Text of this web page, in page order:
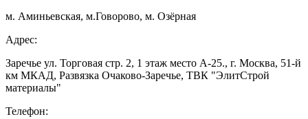
м. Аминьевская, м.Говорово, м. Озёрная
Адрес:
Заречье ул. Торговая стр. 2, 1 этаж место A-25., г. Москва, 51-й
км МКАД, Развязка Очаково-Заречье, ТВК "ЭлитСтрой
материалы"
Телефон: